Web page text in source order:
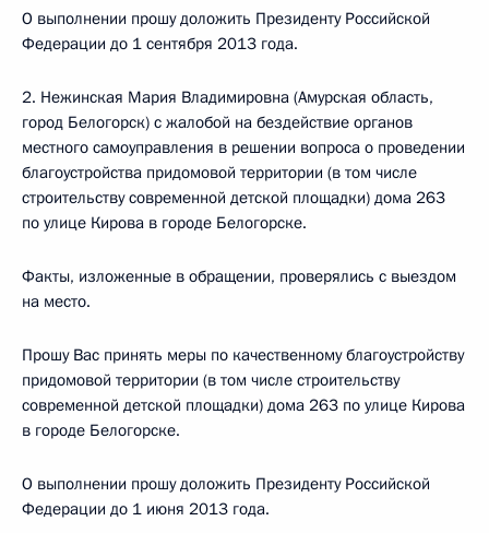
О выполнении прошу доложить Президенту Российской
Федерации до 1 сентября 2013 года.
2. Нежинская Мария Владимировна (Амурская область,
город Белогорск) с жалобой на бездействие органов
местного самоуправления в решении вопроса о проведении
благоустройства придомовой территории (в том числе
строительству современной детской площадки) дома 263
по улице Кирова в городе Белогорске.
Факты, изложенные в обращении, проверялись с выездом
на место.
Прошу Вас принять меры по качественному благоустройству
придомовой территории (в том числе строительству
современной детской площадки) дома 263 по улице Кирова
в городе Белогорске.
О выполнении прошу доложить Президенту Российской
Федерации до 1 июня 2013 года.